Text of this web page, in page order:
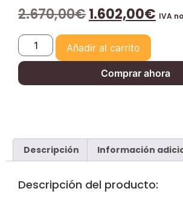
2.670,00€1.602,00€ IVA
Añadir al carrito
Comprar ahora
Descripción Información
Descripción del producto: